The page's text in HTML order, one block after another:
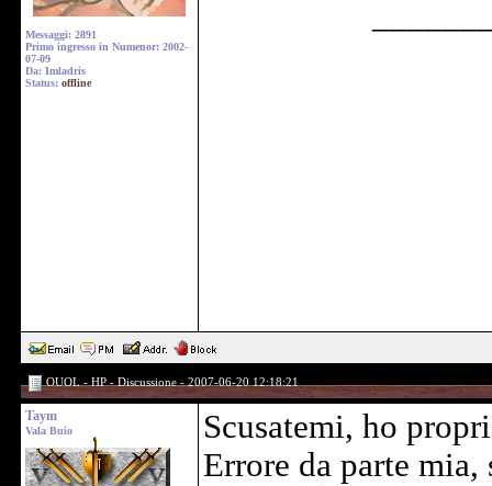
Messaggi: 2891
Primo ingresso in Numenor: 2002-
07-09
Da: Imladris
Status: offline
OUOL - HP - Discussione - 2007-06-20 12:18:21
Taym
Vala Buio
Scusatemi, ho
Errore da parte mia,